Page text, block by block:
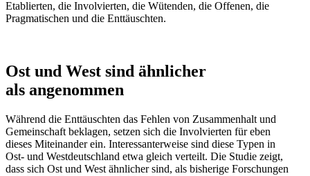
Etablierten, die Invol­vierten, die Wütenden, die Offenen, die
Pragma­ti­schen und die Enttäuschten.
Ost und West sind ähnlicher
als angenommen
Während die Enttäuschten das Fehlen von Zusam­menhalt und
Gemein­schaft beklagen, setzen sich die Invol­vierten für eben
dieses Mitein­ander ein. Inter­es­san­ter­weise sind diese Typen in
Ost- und Westdeutschland etwa gleich verteilt. Die Studie zeigt,
dass sich Ost und West ähnlicher sind, als bisherige Forschungen